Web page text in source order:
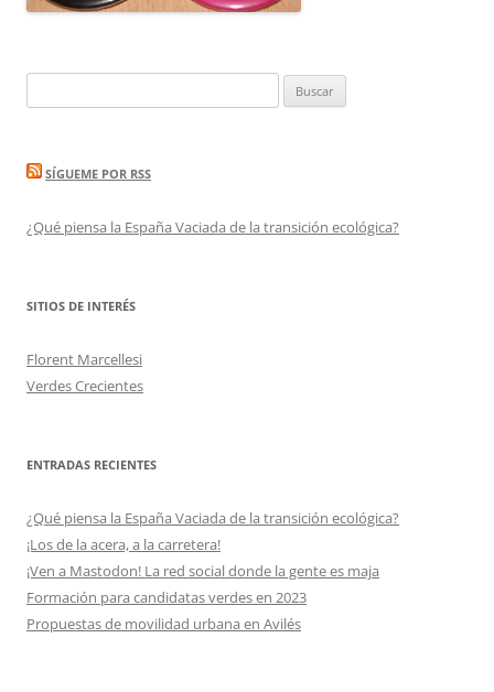
SÍGUEME POR RSS
¿Qué piensa la España Vaciada de la transición ecológica?
SITIOS DE INTERÉS
Florent Marcellesi
Verdes Crecientes
ENTRADAS RECIENTES
¿Qué piensa la España Vaciada de la transición ecológica?
¡Los de la acera, a la carretera!
¡Ven a Mastodon! La red social donde la gente es maja
Formación para candidatas verdes en 2023
Propuestas de movilidad urbana en Avilés